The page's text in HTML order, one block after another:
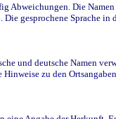
Abweichungen. Die
gesprochene Sprache
und deutsche Namen
zu den